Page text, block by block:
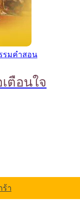
รมคำสอน
ตือนใจ
ร้า